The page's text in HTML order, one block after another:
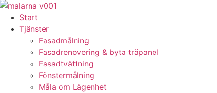
Skip
content
Start
Tjänster
Fasadmålning
Fasadrenovering & byta träpanel
Fasadtvättning
Fönstermålning
Måla om Lägenhet